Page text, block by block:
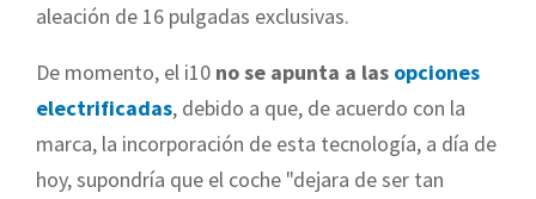
aleación de 16 pulgadas exclusivas.
De momento, el i10 no se apunta a las opciones
electrificadas, debido a que, de acuerdo con la
marca, la incorporación de esta tecnología, a día de
hoy, supondría que el coche "dejara de ser tan